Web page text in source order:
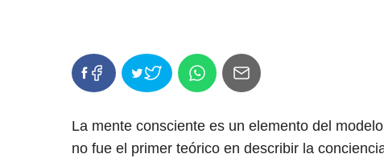
La mente consciente es un elemento del
no fue el primer teórico en describir la